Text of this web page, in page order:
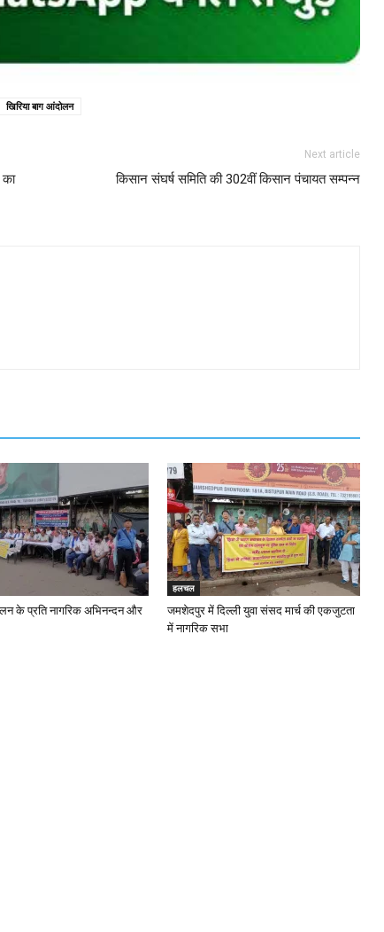
खिरिया बाग आंदोलन
Next article
किसान संघर्ष समिति की 302वीं किसान पंचायत सम्पन्न
के प्रति नागरिक अभिनन्दन और
हलचल
जमशेदपुर में दिल्ली युवा संसद मार्च की एकजुटता
में नागरिक सभा